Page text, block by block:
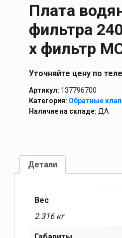
Плата
фильтра
х фильтр
Уточняйте цену по
Артикул: 137796700
Категория: Обратные
Наличие на складе: ДА
Детали
Вес
2.316 кг